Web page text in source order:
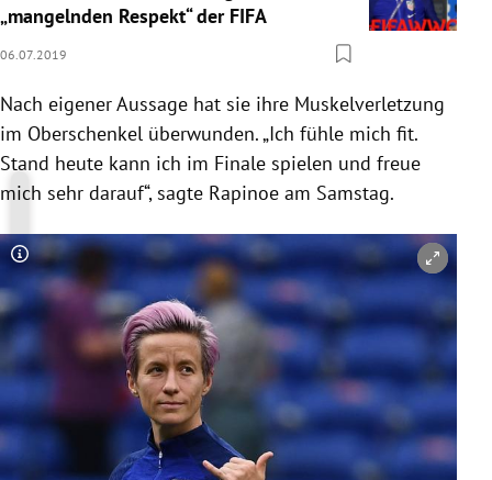
„mangelnden Respekt“ der FIFA
06.07.2019
Nach eigener Aussage hat sie ihre Muskelverletzung
im Oberschenkel überwunden. „Ich fühle mich fit.
Stand heute kann ich im Finale spielen und freue
mich sehr darauf“, sagte Rapinoe am Samstag.
Copyright-Hinweis öffnen/schließen